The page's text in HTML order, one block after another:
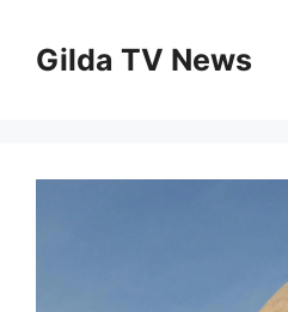
contenuto
Gilda TV News